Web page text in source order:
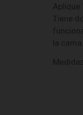
Aplique
Tiene
la cama.